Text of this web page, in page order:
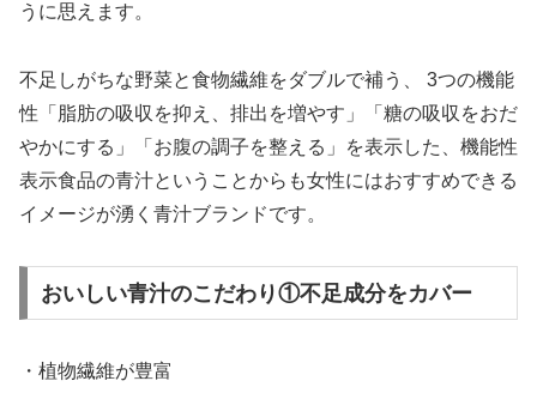
うに思えます。
不足しがちな野菜と食物繊維をダブルで補う、 3つの機能
性「脂肪の吸収を抑え、排出を増やす」「糖の吸収をおだ
やかにする」「お腹の調子を整える」を表示した、機能性
表示食品の青汁ということからも女性にはおすすめできる
イメージが湧く青汁ブランドです。
おいしい青汁のこだわり①不足成分をカバー
・植物繊維が豊富